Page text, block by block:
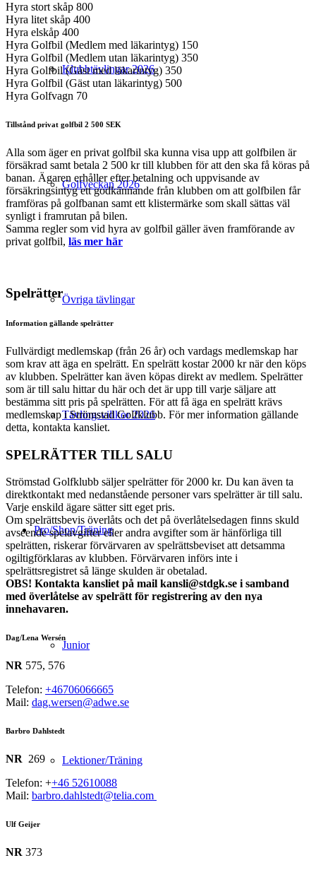
Klubbtävlingar 2026
Golfveckan 2026
Övriga tävlingar
Tävlingsvillkor 2026
Pro/Shop/Träning
Junior
Lektioner/Träning
Hyra stort skåp 800
Hyra litet skåp 400
Hyra elskåp 400
Hyra Golfbil (Medlem med läkarintyg) 150
Hyra Golfbil (Medlem utan läkarintyg) 350
Hyra Golfbil (Gäst med läkarintyg) 350
Hyra Golfbil (Gäst utan läkarintyg) 500
Hyra Golfvagn 70
Tillstånd privat golfbil 2 500 SEK
Alla som äger en privat golfbil ska kunna visa upp att golfbilen är
försäkrad samt betala 2 500 kr till klubben för att den ska få köras på
banan. Ägaren erhåller efter betalning och uppvisande av
försäkringsintyg ett godkännande från klubben om att golfbilen får
framföras på golfbanan samt ett klistermärke som skall sättas väl
synligt i framrutan på bilen.
Samma regler som vid hyra av golfbil gäller även framförande av
privat golfbil, läs mer här
Spelrätter
Information gällande spelrätter
Fullvärdigt medlemskap (från 26 år) och vardags medlemskap har
som krav att äga en spelrätt. En spelrätt kostar 2000 kr när den köps
av klubben. Spelrätter kan även köpas direkt av medlem. Spelrätter
som är till salu hittar du här och det är upp till varje säljare att
bestämma sitt pris på spelrätten. För att få äga en spelrätt krävs
medlemskap i Strömstad Golfklubb. För mer information gällande
detta, kontakta kansliet.
SPELRÄTTER TILL SALU
Strömstad Golfklubb säljer spelrätter för 2000 kr. Du kan även ta
direktkontakt med nedanstående personer vars spelrätter är till salu.
Varje enskild ägare sätter sitt eget pris.
Om spelrättsbevis överlåts och det på överlåtelsedagen finns skuld
avseende spelavgifter eller andra avgifter som är hänförliga till
spelrätten, riskerar förvärvaren av spelrättsbeviset att detsamma
ogiltigförklaras av klubben. Förvärvaren införs inte i
spelrättsregistret så länge skulden är obetalad.
OBS! Kontakta kansliet på mail kansli@stdgk.se i samband
med överlåtelse av spelrätt för registrering av den nya
innehavaren.
Dag/Lena Wersén
NR 575, 576
Telefon: +46706066665
Mail: dag.wersen@adwe.se
Barbro Dahlstedt
NR 269
Telefon: ++46 52610088
Mail: barbro.dahlstedt@telia.com
Ulf Geijer
NR 373